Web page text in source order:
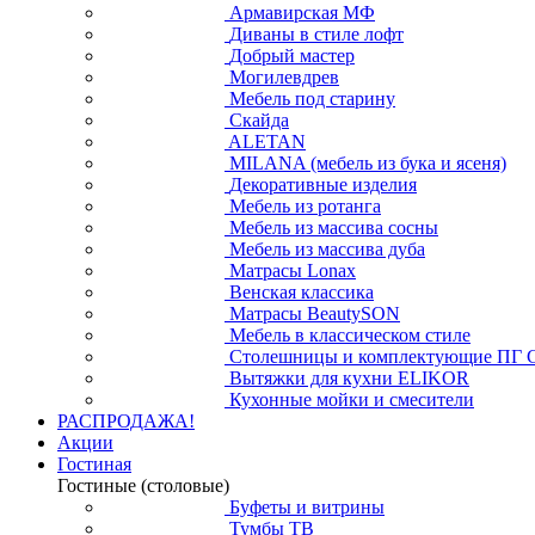
Армавирская МФ
Диваны в стиле лофт
Добрый мастер
Могилевдрев
Мебель под старину
Скайда
ALETAN
MILANA (мебель из бука и ясеня)
Декоративные изделия
Мебель из ротанга
Мебель из массива сосны
Мебель из массива дуба
Матрасы Lonax
Венская классика
Матрасы BeautySON
Мебель в классическом стиле
Столешницы и комплектующие ПГ
Вытяжки для кухни ELIKOR
Кухонные мойки и смесители
РАСПРОДАЖА!
Акции
Гостиная
Гостиные (столовые)
Буфеты и витрины
Тумбы ТВ